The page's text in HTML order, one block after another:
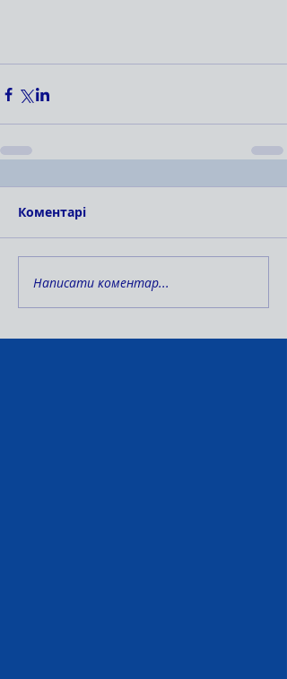
Коментарі
Написати коментар...